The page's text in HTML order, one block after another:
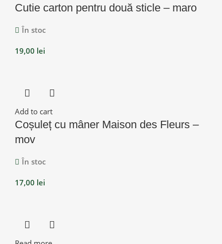
Cutie carton pentru două sticle – maro
În stoc
19,00 lei
Add to cart
Coșuleț cu mâner Maison des Fleurs –
mov
În stoc
17,00 lei